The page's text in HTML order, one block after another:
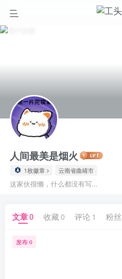
人间最美是烟火
1枚徽章 云南省曲靖市
这家伙很懒，什么都没有写...
文章0 收藏 0 评论 1 粉丝
发布 0